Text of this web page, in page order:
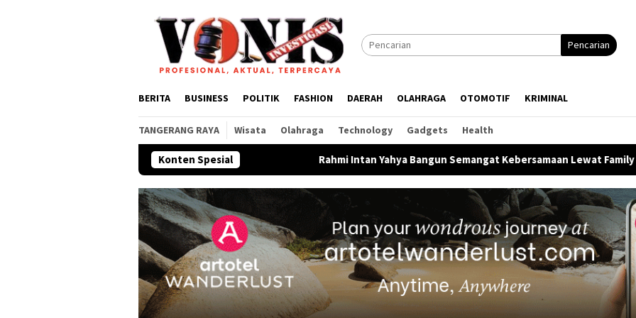
Pencarian
BERITA BUSINESS POLITIK FASHION DAERAH OLAHRAGA OTOMOTIF KRIMINAL
TANGERANG RAYA Wisata Olahraga Technology Gadgets Health
Konten SpesialRahmi Intan Yahya Bangun Semangat Kebersamaan Lewat Family Gathering HUT Ke-